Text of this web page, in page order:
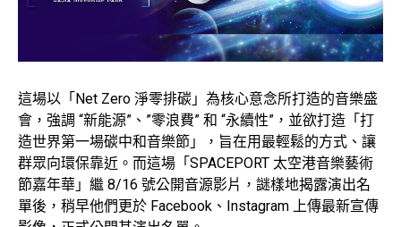
這場以「Net Zero 淨零排碳」為核心意念所打造的音樂盛
會，強調 “新能源”、”零浪費” 和 “永續性”，並欲打造「打
造世界第一場碳中和音樂節」，旨在用最輕鬆的方式、讓
群眾向環保靠近。而這場「SPACEPORT 太空港音樂藝術
節嘉年華」繼 8/16 號公開音源影片，謎樣地揭露演出名
單後，稍早他們更於 Facebook、Instagram 上傳最新宣傳